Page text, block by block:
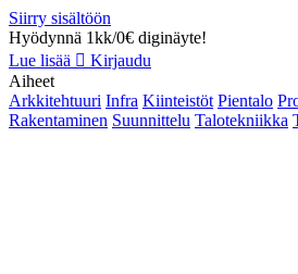
Siirry sisältöön
Hyödynnä 1kk/0€ diginäyte!
Lue lisää
Kirjaudu
Aiheet
Arkkitehtuuri Infra Kiinteistöt Pientalo
Rakentaminen Suunnittelu Talotekniikka